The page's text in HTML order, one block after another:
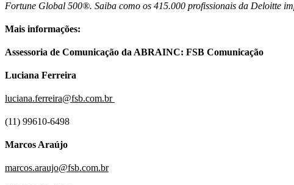
Fortune Global 500®. Saiba como os 415.000 profissionais da Deloitte
Mais informações:
Assessoria de Comunicação da ABRAINC: FSB Comunicação
Luciana Ferreira
luciana.ferreira@fsb.com.br
(11) 99610-6498
Marcos Araújo
marcos.araujo@fsb.com.br